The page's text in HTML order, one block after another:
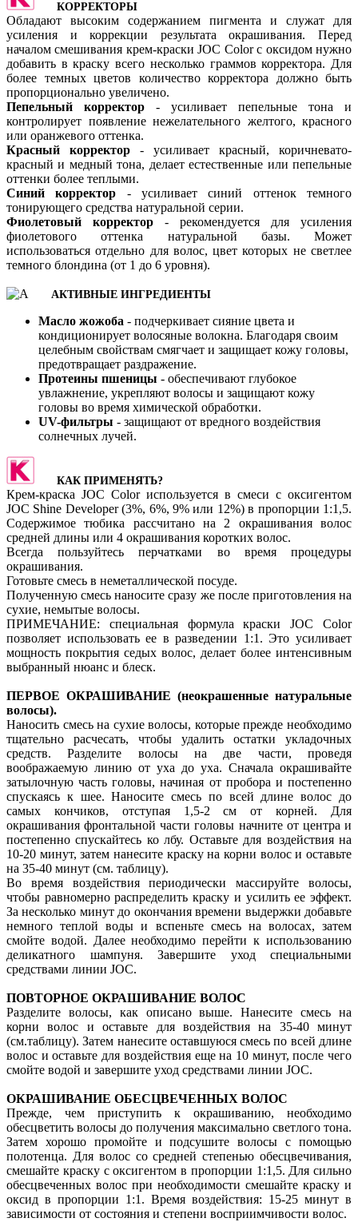
КОРРЕКТОРЫ
Обладают высоким содержанием пигмента и служат для
усиления и коррекции результата окрашивания. Перед
началом смешивания крем-краски JOC Color с оксидом нужно
добавить в краску всего несколько граммов корректора. Для
более темных цветов количество корректора должно быть
пропорционально увеличено.
Пепельный корректор - усиливает пепельные тона и
контролирует появление нежелательного желтого, красного
или оранжевого оттенка.
Красный корректор - усиливает красный, коричневато-
красный и медный тона, делает естественные или пепельные
оттенки более теплыми.
Синий корректор - усиливает синий оттенок темного
тонирующего средства натуральной серии.
Фиолетовый корректор - рекомендуется для усиления
фиолетового оттенка натуральной базы. Может
использоваться отдельно для волос, цвет которых не светлее
темного блондина (от 1 до 6 уровня).
АКТИВНЫЕ ИНГРЕДИЕНТЫ
Масло жожоба - подчеркивает сияние цвета и
кондиционирует волосяные волокна. Благодаря своим
целебным свойствам смягчает и защищает кожу головы,
предотвращает раздражение.
Протеины пшеницы - обеспечивают глубокое
увлажнение, укрепляют волосы и защищают кожу
головы во время химической обработки.
UV-фильтры - защищают от вредного воздействия
солнечных лучей.
КАК ПРИМЕНЯТЬ?
Крем-краска JOC Color используется в смеси с оксигентом
JOC Shine Developer (3%, 6%, 9% или 12%) в пропорции 1:1,5.
Содержимое тюбика рассчитано на 2 окрашивания волос
средней длины или 4 окрашивания коротких волос.
Всегда пользуйтесь перчатками во время процедуры
окрашивания.
Готовьте смесь в неметаллической посуде.
Полученную смесь наносите сразу же после приготовления на
сухие, немытые волосы.
ПРИМЕЧАНИЕ: специальная формула краски JOC Color
позволяет использовать ее в разведении 1:1. Это усиливает
мощность покрытия седых волос, делает более интенсивным
выбранный нюанс и блеск.
ПЕРВОЕ ОКРАШИВАНИЕ (неокрашенные натуральные
волосы).
Наносить смесь на сухие волосы, которые прежде необходимо
тщательно расчесать, чтобы удалить остатки укладочных
средств. Разделите волосы на две части, проведя
воображаемую линию от уха до уха. Сначала окрашивайте
затылочную часть головы, начиная от пробора и постепенно
спускаясь к шее. Наносите смесь по всей длине волос до
самых кончиков, отступая 1,5-2 см от корней. Для
окрашивания фронтальной части головы начните от центра и
постепенно спускайтесь ко лбу. Оставьте для воздействия на
10-20 минут, затем нанесите краску на корни волос и оставьте
на 35-40 минут (см. таблицу).
Во время воздействия периодически массируйте волосы,
чтобы равномерно распределить краску и усилить ее эффект.
За несколько минут до окончания времени выдержки добавьте
немного теплой воды и вспеньте смесь на волосах, затем
смойте водой. Далее необходимо перейти к использованию
деликатного шампуня. Завершите уход специальными
средствами линии JOC.
ПОВТОРНОЕ ОКРАШИВАНИЕ ВОЛОС
Разделите волосы, как описано выше. Нанесите смесь на
корни волос и оставьте для воздействия на 35-40 минут
(см.таблицу). Затем нанесите оставшуюся смесь по всей длине
волос и оставьте для воздействия еще на 10 минут, после чего
смойте водой и завершите уход средствами линии JOC.
ОКРАШИВАНИЕ ОБЕСЦВЕЧЕННЫХ ВОЛОС
Прежде, чем приступить к окрашиванию, необходимо
обесцветить волосы до получения максимально светлого тона.
Затем хорошо промойте и подсушите волосы с помощью
полотенца. Для волос со средней степенью обесцвечивания,
смешайте краску с оксигентом в пропорции 1:1,5. Для сильно
обесцвеченных волос при необходимости смешайте краску и
оксид в пропорции 1:1. Время воздействия: 15-25 минут в
зависимости от состояния и степени восприимчивости волос.